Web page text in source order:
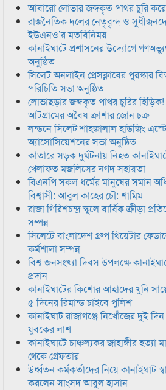
আবারো লোভার জব্দকৃত পাথর চুরি করে
রাজনৈতিক দলের নেতৃবৃন্দ ও
ইউএনও’র মতবিনিময়
কানাইঘাটে প্রশাসনের উদ্যোগে
অনুষ্ঠিত
সিলেট অনলাইন প্রেসক্লাবের
পরিচিতি সভা অনুষ্ঠিত
লোভাছড়ার জব্দকৃত পাথর চুরির
আটগ্রামের অবৈধ ক্রাশার জোন চক্র
লন্ডনে সিলেট শাহজালাল হাউজিং
অ্যাসোসিয়েশনের সভা অনুষ্ঠিত
কাতারে সড়ক দুর্ঘটনায় নিহত
খেলাফত মজলিসের নগদ সহায়তা
বিএনপি সকল ধর্মের মানুষের সমান
বিশ্বাসী: আবুল কাহের চৌ: শামিম
রাজা গিরিশচন্দ্র স্কুলে বার্ষিক ক্রীড়া
সম্পন্ন
সিলেটে বাংলাদেশ গ্রুপ থিয়েটার
কর্মশালা সম্পন্ন
বিশ্ব জনসংখ্যা দিবস উপলক্ষে
প্রদান
কানাইঘাটের কিশোর আহাদের খুনি
৫ দিনের রিমান্ড চাইবে পুলিশ
কানাইঘাট রাজাগঞ্জে নিখোঁজের দুই
যুবকের লাশ
কানাইঘাটে চাঞ্চল্যকর জাহাঙ্গীর
থেকে গ্রেফতার
উর্ধ্বতন কর্মকর্তাদের নিয়ে কানাইঘাট
করলেন সাংসদ আবুল হাসান